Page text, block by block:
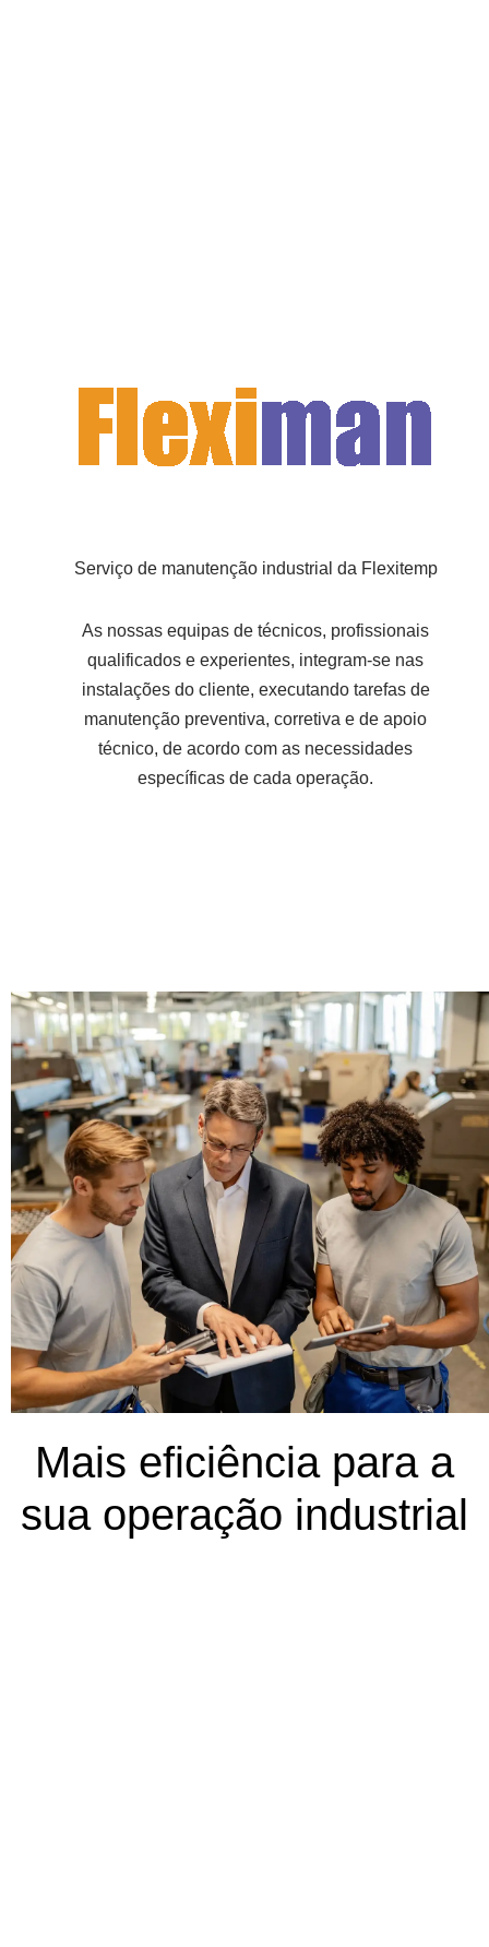
Serviço de manutenção industrial da Flexitemp
As nossas equipas de técnicos, profissionais
qualificados e experientes, integram-se nas
instalações do cliente, executando tarefas de
manutenção preventiva, corretiva e de apoio
técnico, de acordo com as necessidades
específicas de cada operação.
Mais eficiência para a
sua operação industrial